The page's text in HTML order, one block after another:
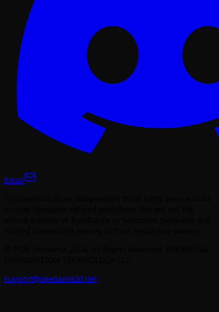
Email
support@seedance20.net